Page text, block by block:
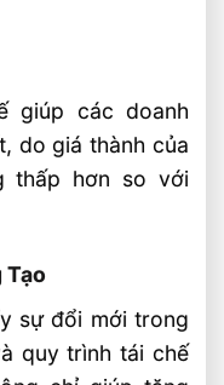
giúp các doanh
do giá thành của
thấp hơn so với
Tạo
sự đổi mới trong
quy trình tái chế